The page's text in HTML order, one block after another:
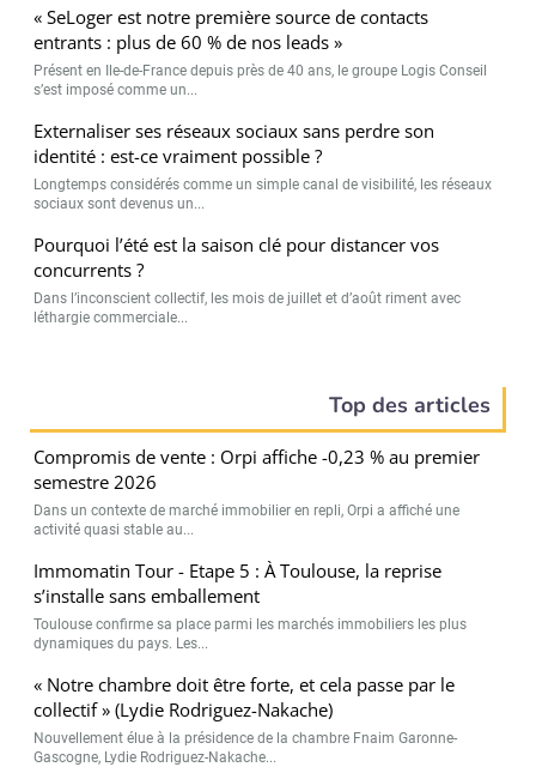
« SeLoger est notre première source de contacts
entrants : plus de 60 % de nos leads »
Présent en Ile-de-France depuis près de 40 ans, le groupe Logis Conseil
s’est imposé comme un...
Externaliser ses réseaux sociaux sans perdre son
identité : est-ce vraiment possible ?
Longtemps considérés comme un simple canal de visibilité, les réseaux
sociaux sont devenus un...
Pourquoi l’été est la saison clé pour distancer vos
concurrents ?
Dans l’inconscient collectif, les mois de juillet et d’août riment avec
léthargie commerciale...
Top des articles
Compromis de vente : Orpi affiche -0,23 % au premier
semestre 2026
Dans un contexte de marché immobilier en repli, Orpi a affiché une
activité quasi stable au...
Immomatin Tour - Etape 5 : À Toulouse, la reprise
s’installe sans emballement
Toulouse confirme sa place parmi les marchés immobiliers les plus
dynamiques du pays. Les...
« Notre chambre doit être forte, et cela passe par le
collectif » (Lydie Rodriguez-Nakache)
Nouvellement élue à la présidence de la chambre Fnaim Garonne-
Gascogne, Lydie Rodriguez-Nakache...